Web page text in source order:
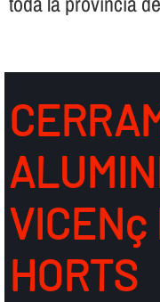
VICENç
HORTS